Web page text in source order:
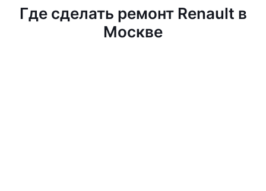
Где сделать ремонт Renault в
Москве